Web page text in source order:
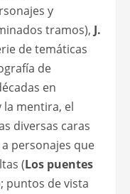
y
tramos), J.
de temáticas
de
en
la mentira, el
diversas caras
personajes que
(Los puentes
puntos de vista